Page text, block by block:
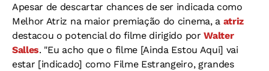
Apesar de descartar chances de ser indicada como
Melhor Atriz na maior premiação do cinema, a atriz
destacou o potencial do filme dirigido porWalter
Salles. "Eu acho que o filme [Ainda Estou Aqui] vai
estar [indicado] como Filme Estrangeiro, grandes